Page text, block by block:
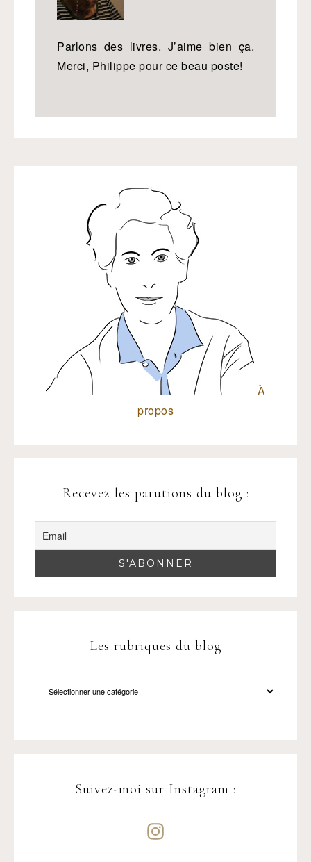
Parlons des livres. J’aime bien ça.
Merci, Philippe pour ce beau poste!
À
propos
Recevez les parutions du blog :
Les rubriques du blog
Suivez-moi sur Instagram :